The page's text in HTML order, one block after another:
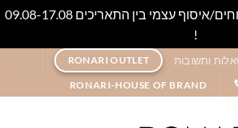
לקוחות יקרים! אין משלוחים/איסוף עצמי בין התאריכים 09.08-17.08
!
ותשובות RONARI OUTLET
RONARI-HOUSE OF BRAND